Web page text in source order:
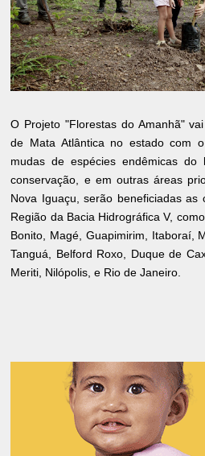
O Projeto "Florestas do Amanhã"
de Mata Atlântica no estado com
mudas de espécies endêmicas
conservação, e em outras áreas
Nova Iguaçu, serão beneficiadas as
Região da Bacia Hidrográfica V,
Bonito, Magé, Guapimirim, Itaboraí,
Tanguá, Belford Roxo, Duque de
Meriti, Nilópolis, e Rio de Janeiro.